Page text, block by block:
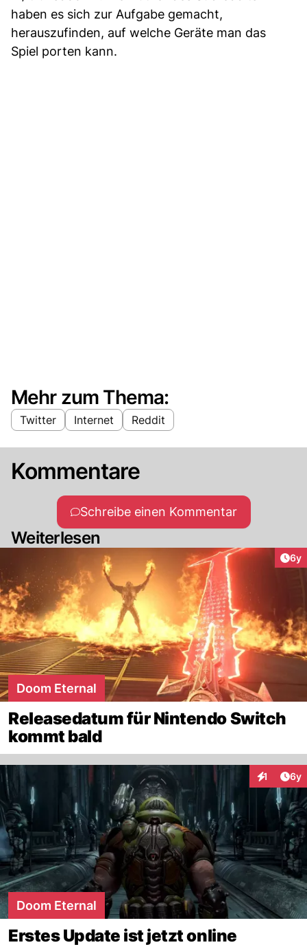
haben es sich zur Aufgabe gemacht,
herauszufinden, auf welche Geräte man das
Spiel porten kann.
Mehr zum Thema:
Twitter Internet Reddit
Kommentare
Schreibe einen Kommentar
Weiterlesen
6y
Doom Eternal
Releasedatum für Nintendo Switch
kommt bald
1 6y
Doom Eternal
Erstes Update ist jetzt online